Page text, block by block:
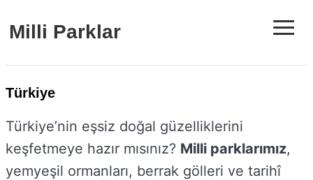
Milli Parklar ≡
Türkiye
Türkiye’nin eşsiz doğal güzelliklerini
keşfetmeye hazır mısınız? Milli parklarımız,
yemyeşil ormanları, berrak gölleri ve tarihî